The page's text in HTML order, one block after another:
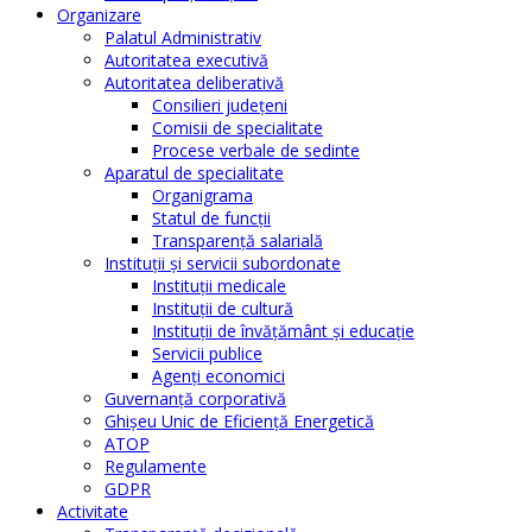
Organizare
Palatul Administrativ
Autoritatea executivă
Autoritatea deliberativă
Consilieri judeţeni
Comisii de specialitate
Procese verbale de sedinte
Aparatul de specialitate
Organigrama
Statul de funcții
Transparență salarială
Instituţii şi servicii subordonate
Instituţii medicale
Instituţii de cultură
Instituţii de învăţământ şi educaţie
Servicii publice
Agenţi economici
Guvernanță corporativă
Ghişeu Unic de Eficienţă Energetică
ATOP
Regulamente
GDPR
Activitate